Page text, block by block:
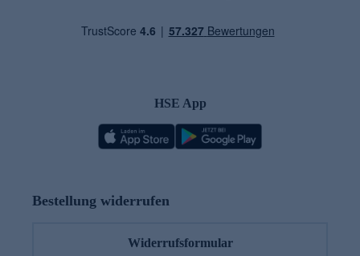
HSE App
Bestellung widerrufen
Widerrufsformular